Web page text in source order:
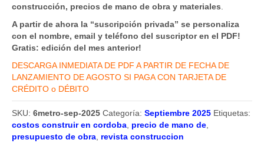
construcción, precios de mano de obra y materiales
A partir de ahora la “suscripción privada” se personaliza
con el nombre, email y teléfono del suscriptor en el PDF!
Gratis: edición del mes anterior!
DESCARGA INMEDIATA DE PDF A PARTIR DE FECHA DE
LANZAMIENTO DE AGOSTO SI PAGA CON TARJETA DE
CRÉDITO o DÉBITO
SKU: 6metro-sep-2025 Categoría: Septiembre 2025 Etiquetas:
costos construir en cordoba precio de mano de
presupuesto de obra revista construccion